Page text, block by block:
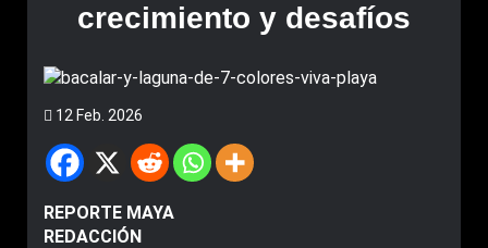
crecimiento y desafíos
12 Feb. 2026
REPORTE MAYA
REDACCIÓN